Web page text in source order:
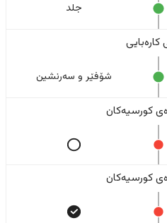
جلد
شۆفێر و سەرنشین
کورسیەکان
کورسیەکان